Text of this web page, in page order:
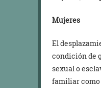
Mujeres
El
condición de
sexual o
familiar como